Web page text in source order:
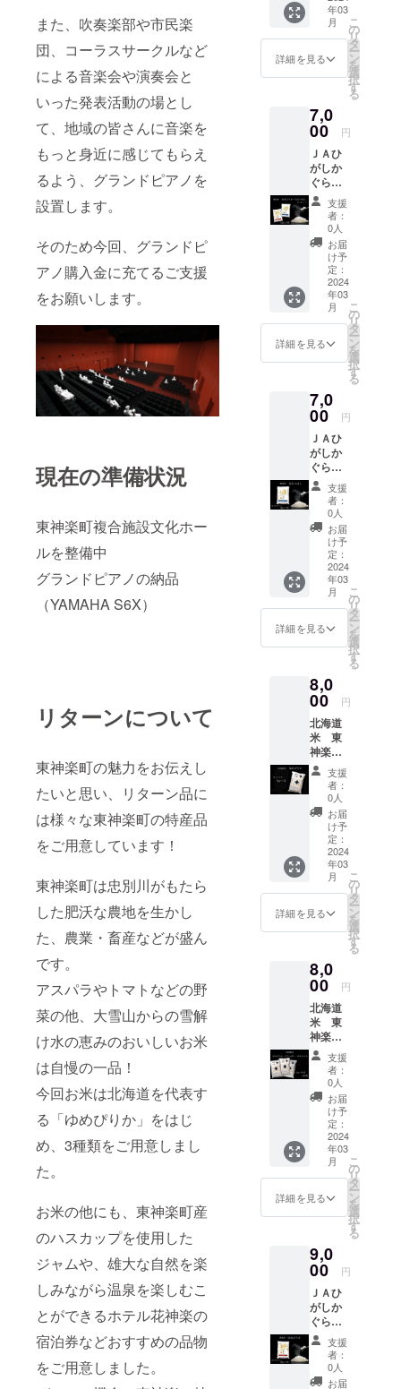
また、吹奏楽部や市民楽
団、コーラスサークルなど
による音楽会や演奏会と
いった発表活動の場とし
て、地域の皆さんに音楽を
もっと身近に感じてもらえ
るよう、グランドピアノを
設置します。
そのため今回、グランドピ
アノ購入金に充てるご支援
をお願いします。
現在の準備状況
東神楽町複合施設文化ホー
ルを整備中
グランドピアノの納品
（YAMAHA S6X）
リターンについて
東神楽町の魅力をお伝えし
たいと思い、リターン品に
は様々な東神楽町の特産品
をご用意しています！
東神楽町は忠別川がもたら
した肥沃な農地を生かし
た、農業・畜産などが盛ん
です。
アスパラやトマトなどの野
菜の他、大雪山からの雪解
け水の恵みのおいしいお米
は自慢の一品！
今回お米は北海道を代表す
る「ゆめぴりか」をはじ
め、3種類をご用意しまし
た。
お米の他にも、東神楽町産
のハスカップを使用した
ジャムや、雄大な自然を楽
しみながら温泉を楽しむこ
とができるホテル花神楽の
宿泊券などおすすめの品物
をご用意しました。
し」 北
海道米
の中で
は今
もっと
も多く
ている
品種で
す。 粘
りのあ
る「国
宝ロー
ズ」を
配合さ
せたお
米で、
「つ
や」
「ねば
り」
「甘
み」の
バラン
スが良
く、冷
おいし
さが長
持ちし
ます。
比較的
あっさ
りとし
た味わ
いです
ので、
おかず
の味を
引き立
てま
す。 弁
当、お
寿司な
す。
【ゆき
のつ
や】 柳
沼人気
No.1！
他には
ないオ
リジナ
ルのお
米。味
と粘り
の良さ
が自慢
の、当
店のい
ちおし
どを原
料とし
た安全
な有機
肥料を
たっぷ
り使っ
て育て
た、体
にやさ
しい自
然派の
「北斗
米ゆき
のつ
5品種の
種もみ
育てる
混植栽
培とい
う栽培
方法
で、稲
が競い
合い丈
夫に育
ちま
こだ
わって
いま
す。 夏
の間は
広い牧
で、冬
は大き
な牛舎
内で自
由に牛
たちが
過ごす
ことが
できる
スタイ
ルで、
ストレ
スなく
育てて
おり、
飼料や
牧草の
種類に
もこだ
いま
す。 そ
うして
絞った
生乳は
高い乳
脂肪分
としっ
かりと
した甘
みがあ
りま
す。 田
村牧場
でのア
イスづ
くりの
「肝」
ともい
す。
《本場
の味を
皆様へ
お届
け》 田
村牧場
のアイ
ス・
ジェ
ラート
は、軽
い口ど
け・濃
厚さが
一緒に
味わう
非常に
生きて
いま
す。 レ
シピを
開発し
ている
店主
は、
ジェ
ラート
の本
場、イ
タリア
料理の
店で腕
を磨き
乳の風
味が生
イスを
是非皆
様にも
お試し
いただ
きたい
と思い
りま
す。
【ゆめ
か】 北
海道の
ブラン
ド米。
首都圏
などで
も大人
気のお
米で
す。 食
味ラン
キング
「特A」
の最高
評価を
受けた
食味の
良さが
魅力。
炊き上
がりは
さ、つ
やとも
に抜群
で、甘
みが強
いのも
特徴で
す。 冷
めても
硬くな
らない
ため、
お弁当
やおに
ぎりに
もお薦
め。
【なな
つぼ
海道米
の中で
は今
もっと
も多く
作られ
ている
品種で
す。 粘
りのあ
る「国
宝ロー
ズ」を
配合さ
せたお
米で、
「つ
や」
「ねば
「甘
み」の
バラン
スが良
く、冷
めても
おいし
さが長
持ちし
ます。
比較的
あっさ
りとし
た味わ
いです
ので、
おかず
す。弁
当、お
寿司な
どにも
人気が
ありま
す。
【ゆき
のつ
や】 柳
す。商
品開封
必ずお
届けの
貼付さ
れたラ
ベルや
注意書
きをご
確認く
ださ
い。
《素材
からこ
だわり
を》
「田村
牧場」
では、
い牛乳
づくり
め、素
材から
こだ
わって
いま
す。 夏
の間は
広い牧
草地
で、冬
は大き
な牛舎
内で自
由に牛
たちが
ことが
できる
ルで、
ストレ
スなく
育てて
おり、
飼料や
牧草の
種類に
もこだ
わって
いま
す。 そ
うして
絞った
生乳は
高い乳
脂肪分
としっ
かりと
みがあ
りま
す。 田
村牧場
でのア
イスづ
くりの
「肝」
ともい
えま
す。
《本場
の味を
皆様へ
お届
け》 田
村牧場
のアイ
ス・
ラート
は、軽
い口ど
け・濃
厚さが
一緒に
味わう
ことが
でき、
牛乳が
上げま
した。
豚肉の
旨みと
をお楽
しみく
い。
【チュ
ーリン
ガー
ソー
セー
ジ】豚
肉のみ
の基本
のソー
セージ
です
数種類
のスパ
て味付
けにこ
だわり
まし
た。食
感も豚
肉の適
度な歯
ごたえ
をお楽
しみい
ただけ
ます。
【アス
パラ
セー
ジ】北
JA東神
楽厳選
のアス
パラガ
スをス
ライス
して混
ぜ込み
まし
た。ア
スパラ
ガスの
香りと
食感が
味わえ
【じゃ
がチー
セー
ジ】北
海道産
豚肉に
北海道
産チー
ズと角
切りに
した
じゃが
いもを
入れて
仕上げ
まし
た。北
海道を
味わえ
るソー
セージ
■内容
量/原産
地/原材
料・成
分 ◆北
海道産
豚バラ
ベーコ
〔200g
ジャム
となっ
ていま
す！ シ
で割っ
てドリ
ンクと
しても
楽しめ
ます。
ジャム
は「な
つみず
き
（苺）
」「ハ
スカッ
プ」
「ブ
ルーベ
リー」
の3種類
ださ
い。 ※
ずきは
360g、
ハス
カッ
プ・ブ
ルーベ
リーは
400gの
内容量
になり
ます。
※なつみ
東神楽
で開発
「奇跡
の夏い
ちご」
といわ
れる大
粒で甘
い夏イ
チゴ。
※発送時
期に関
しまし
ては混
み具合
により
若干の
ありま
す。 ※
関する
お問い
合わせ
は東神
楽大学
（TEL
：050-
8885-
9373）
にお願
いしま
す。 ※
原材料
及び添
加物等
表示は
お届け
ラベル
に表記
されま
す。商
品開封
前には
必ずお
届けの
リター
ン品に
しま
す！ 株
式会社
柳沼の
四段精
米、
ぴり
か」
「なな
つぼ
し」
「ゆき
のつ
や」い
ずれか
のブラ
ンドの
お米、
使い切
りに便
利な２
㎏×２袋
をお届
ら選択
できま
す。同
一種類
を複数
選択可
能。 ※
備考欄
に希望
する種
類２つ
を記入
くださ
い。
例）ゆ
きのつ
や、ゆ
を複数
選ぶ場
合）ゆ
きのつ
や２袋
※発送時
期に関
しまし
ては混
み具合
により
若干の
変動が
ありま
す。 ※
品・配
送に関
わせ
は、
（（株
）柳
沼：
0120-
016-
683）ま
でお願
いしま
す。 以
下、お
米各種
類の説
明にな
す。
【ゆめ
海道の
最上級
ブラン
ド米。
首都圏
などで
も大人
気のお
米で
年03
月
詳細を見る
こ
の
リ
タ
ー
ン
を
選
択
す
る
7,0
00 円
ＪＡひ
がしか
ぐら
無洗
米 ゆ
めぴり
か、な
なつぼ
し 食
べ比べ
セット
（2㎏×
各1袋）
令和5年
産のお
米をお
ます！
ＪＡひ
がしか
ぐら無
洗米
「ゆめ
ぴり
か」
「なな
つぼ
し」の
使い切
りに便
利な２
㎏×各１
袋を
セット
発送時
期に関
しまし
ては混
み具合
により
若干の
変動が
ありま
す。 ※
お礼の
品・配
送に関
するお
問い合
わせ
は、JA
（TEL:0
2241）
にご連
絡くだ
さい。
以下、
お米の
説明に
なりま
す。
【JA美
味しさ
へのこ
だわ
り】 Ｊ
Ａ東神
米施設
『ライ
リー』
では、
株式会
社サタ
ケによ
る三段
式ミル
マス
ターを
導入
支援
者：
0人
お届
け予
定：
2024
年03
月
詳細を見る
こ
の
リ
タ
ー
ン
を
選
択
す
る
7,0
00 円
ＪＡひ
がしか
ぐら
無洗
米 な
なつぼ
し（５
㎏×1
袋） 令
和5年産
のお米
をお届
けしま
す！ Ｊ
Ａひが
しかぐ
米「な
なつぼ
し」の
使い切
りに便
利な５
㎏×１袋
をお届
けしま
す。 ※
発送時
期に関
しまし
ては混
み具合
により
若干の
お礼の
品・配
送に関
するお
問い合
わせ
は、JA
東神楽
（TEL:0
166-83-
2241）
にご連
絡くだ
さい。
以下、
お米の
説明に
邦の忠
別岳に
いる忠
別川
は、流
れが速
く水質
の優良
なこと
支援
者：
0人
お届
け予
定：
2024
年03
月
詳細を見る
こ
の
リ
タ
ー
ン
を
選
択
す
る
8,0
00 円
北海道
米 東
神楽町
産のお
米（5㎏
×1袋）
令和５
年産の
お米を
お届け
しま
す！ 株
式会社
柳沼の
四段精
米、
ぴり
か」使
い切り
に便利
な５㎏×
１袋を
お届け
しま
す。 ※
発送時
期に関
しまし
ては混
み具合
により
若干の
変動が
品・配
送に関
するお
問い合
わせ
は、
（（株
）柳
沼：
0120-
支援
者：
0人
お届
け予
定：
2024
年03
月
詳細を見る
こ
の
リ
タ
ー
ン
を
選
択
す
る
8,0
00 円
北海道
米 東
神楽町
産のお
米（2㎏
×各1
袋 計3
袋） 令
和５年
産のお
米をお
届けし
ます！
株式会
社柳沼
の四段
「ゆめ
ぴり
か」
「なな
つぼ
し」
「ゆき
のつ
や」の3
種類
支援
者：
0人
お届
け予
定：
2024
年03
月
詳細を見る
こ
の
リ
タ
ー
ン
を
選
択
す
る
9,0
00 円
ＪＡひ
がしか
ぐら
無洗
米 ゆ
めぴり
か（５
支援
者：
0人
お届